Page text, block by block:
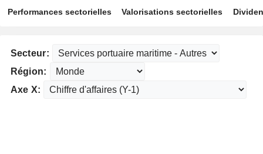
Performances sectorielles Valorisations sectorielles
Secteur:
Région:
Axe X: